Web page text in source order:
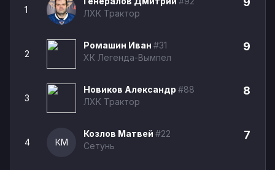
1
ЛХК Трактор
2
Ромашин Иван #31
ХК Легенда-Вымпел
9
3
Новиков Александр #88
ЛХК Трактор
8
4 КМ
Козлов Матвей #22
Сетунь
7